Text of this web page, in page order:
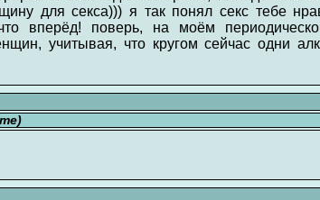
для секса))) я так понял секс тебе
вперёд! поверь, на моём
учитывая, что кругом сейчас одни